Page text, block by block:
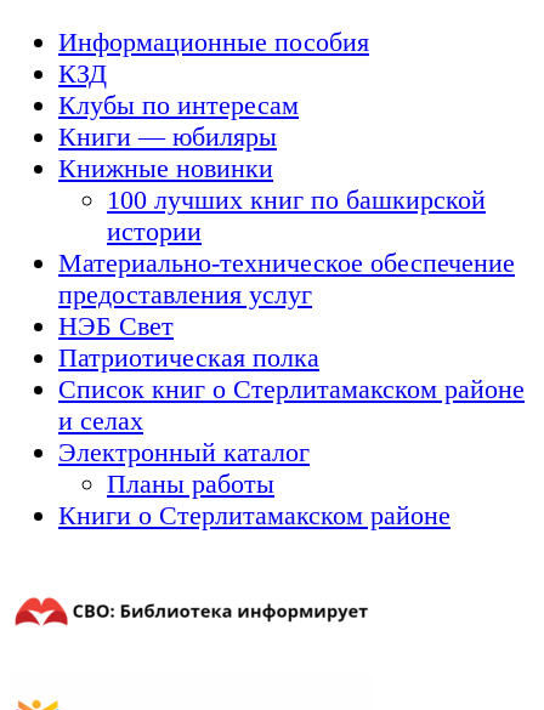
Информационные пособия
КЗД
Клубы по интересам
Книги — юбиляры
Книжные новинки
100 лучших книг по башкирской
истории
Материально-техническое обеспечение
предоставления услуг
НЭБ Свет
Патриотическая полка
Список книг о Стерлитамакском районе
и селах
Электронный каталог
Планы работы
Книги о Стерлитамакском районе